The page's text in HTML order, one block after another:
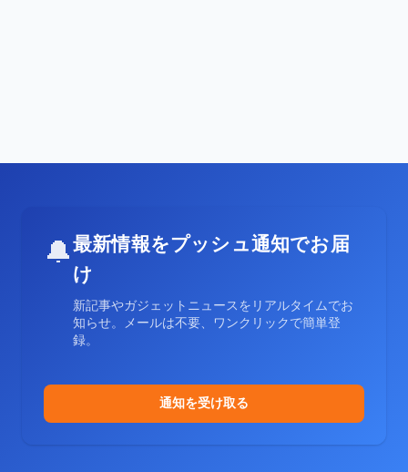
🔔最新情報をプッシュ通知でお届
け
新記事やガジェットニュースをリアルタイムでお
知らせ。メールは不要、ワンクリックで簡単登
録。
通知を受け取る